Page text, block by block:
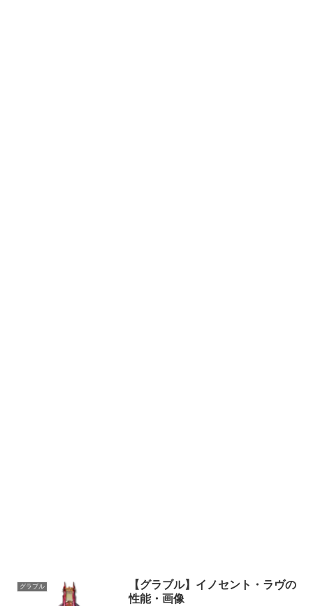
グラブル
【グラブル】イノセント・ラヴの
性能・画像